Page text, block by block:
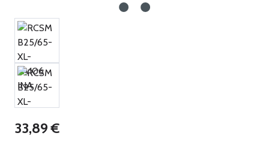
Regulärer Preis:
33,89 €